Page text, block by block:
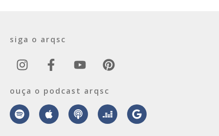
siga o arqsc
ouça o podcast arqsc